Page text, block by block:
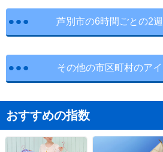
芦別市の6時間ごとの2
その他の市区町村のア
おすすめの指数